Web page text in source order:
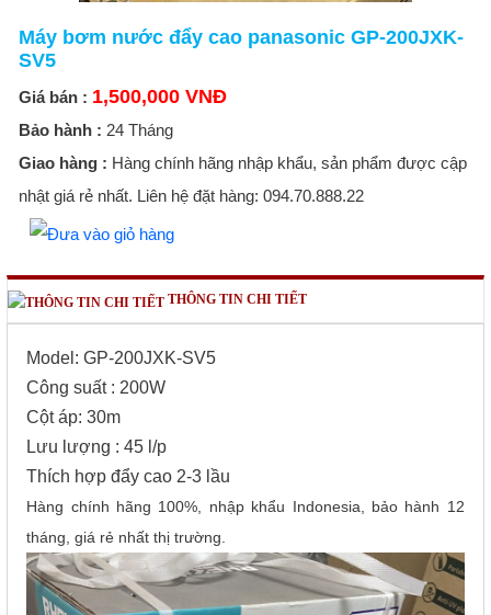
Máy bơm nước đẩy cao panasonic GP-200JXK-
SV5
Giá bán : 1,500,000 VNĐ
Bảo hành : 24 Tháng
Giao hàng : Hàng chính hãng nhập khẩu, sản phẩm được cập
nhật giá rẻ nhất. Liên hệ đặt hàng: 094.70.888.22
THÔNG TIN CHI TIẾT
Model: GP-200JXK-SV5
Công suất : 200W
Cột áp: 30m
Lưu lượng : 45 l/p
Thích hợp đẩy cao 2-3 lầu
Hàng chính hãng 100%, nhập khẩu Indonesia, bảo hành 12
tháng, giá rẻ nhất thị trường.